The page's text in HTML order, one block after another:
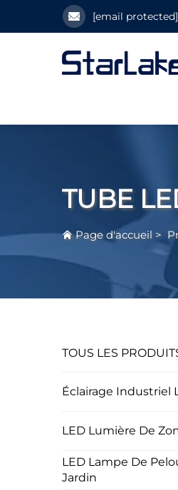
[email protected]
TUBE
Page d'accueil >
TOUS LES
Éclairage Industriel
LED Lumière De
LED Lampe De
Jardin